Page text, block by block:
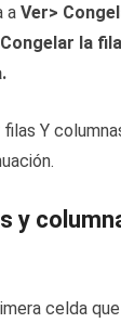
aVer>
Congelar la
Y
y
celda